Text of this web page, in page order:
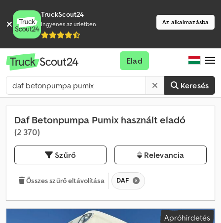
TruckScout24
Ingyenes az üzletben Az alkalmazásba
Keresés
Elad
Daf Betonpumpa Pumix használt eladó
(2 370)
Szűrő Relevancia
Összes szűrő eltávolítása DAF
Apróhirdetés